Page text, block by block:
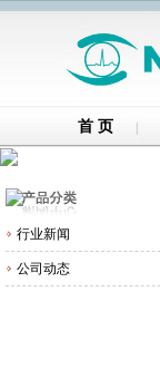
首 页
行业新闻
公司动态